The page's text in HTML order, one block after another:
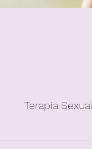
Terapia Sexual